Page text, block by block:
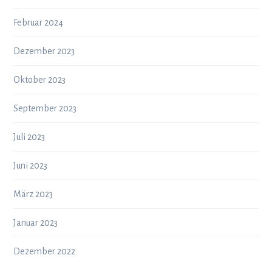
Februar 2024
Dezember 2023
Oktober 2023
September 2023
Juli 2023
Juni 2023
März 2023
Januar 2023
Dezember 2022